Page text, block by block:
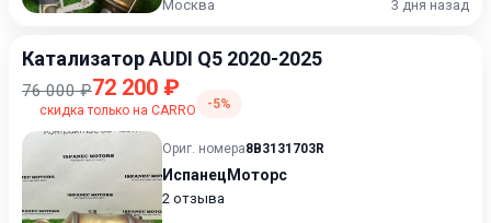
Москва 3 дня назад
Катализатор AUDI Q5 2020-2025
76 000 ₽72 200 ₽
скидка только на CARRO -5%
Ориг. номера8B3131703R
ИспанецМоторс
2 отзыва